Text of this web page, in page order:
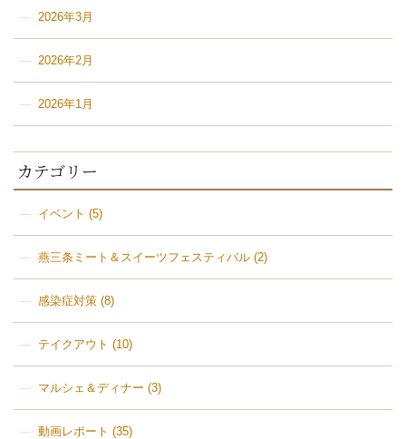
2026年3月
2026年2月
2026年1月
カテゴリー
イベント (5)
燕三条ミート＆スイーツフェスティバル(2)
感染症対策(8)
テイクアウト (10)
マルシェ＆ディナー (3)
動画レポート (35)